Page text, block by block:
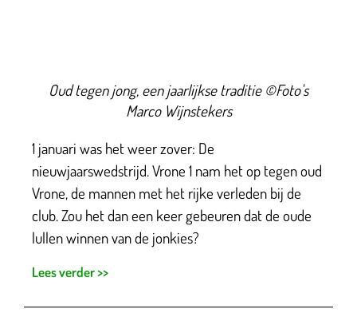
Oud tegen jong, een jaarlijkse traditie ©Foto's
Marco Wijnstekers
1 januari was het weer zover: De
nieuwjaarswedstrijd. Vrone 1 nam het op tegen oud
Vrone, de mannen met het rijke verleden bij de
club. Zou het dan een keer gebeuren dat de oude
lullen winnen van de jonkies?
Lees verder >>